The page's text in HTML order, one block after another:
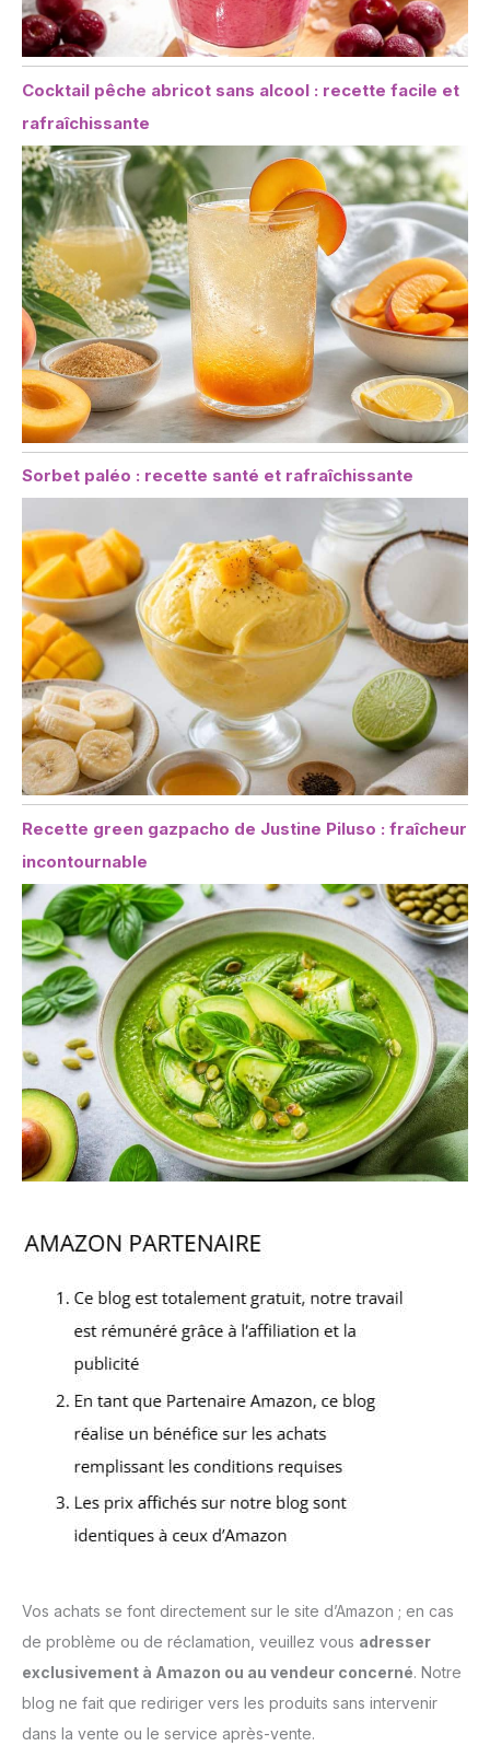
Cocktail pêche abricot sans alcool : recette facile et
rafraîchissante
Sorbet paléo : recette santé et rafraîchissante
Recette green gazpacho de Justine Piluso : fraîcheur
incontournable
Vos achats se font directement sur le site d’Amazon ; en cas
de problème ou de réclamation, veuillez vous adresser
exclusivement à Amazon ou au vendeur concerné. Notre
blog ne fait que rediriger vers les produits sans intervenir
dans la vente ou le service après-vente.